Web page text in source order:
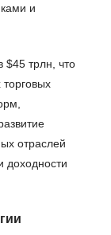
и
трлн, что
торговых
отраслей
доходности